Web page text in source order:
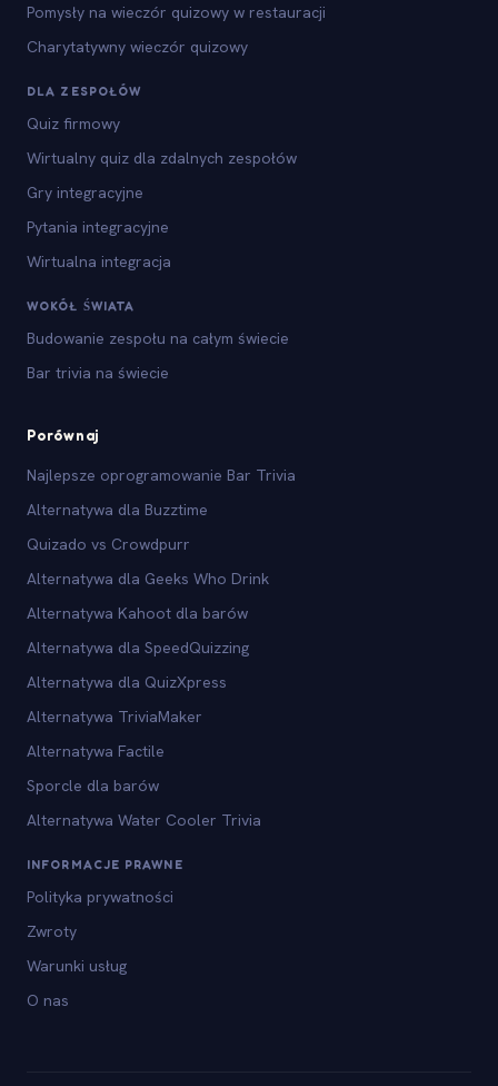
Pomysły na wieczór quizowy w restauracji
Charytatywny wieczór quizowy
DLA ZESPOŁÓW
Quiz firmowy
Wirtualny quiz dla zdalnych zespołów
Gry integracyjne
Pytania integracyjne
Wirtualna integracja
WOKÓŁ ŚWIATA
Budowanie zespołu na całym świecie
Bar trivia na świecie
Porównaj
Najlepsze oprogramowanie Bar Trivia
Alternatywa dla Buzztime
Quizado vs Crowdpurr
Alternatywa dla Geeks Who Drink
Alternatywa Kahoot dla barów
Alternatywa dla SpeedQuizzing
Alternatywa dla QuizXpress
Alternatywa TriviaMaker
Alternatywa Factile
Sporcle dla barów
Alternatywa Water Cooler Trivia
INFORMACJE PRAWNE
Polityka prywatności
Zwroty
Warunki usług
O nas